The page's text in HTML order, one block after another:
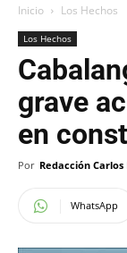
Inicio Los Hechos
Los Hechos
grave
en
Por Redacción Carlos
WhatsApp